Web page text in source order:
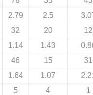
2.79 2.5
32 20
12
1.14 1.43
46 15
31
1.64 1.07
5 4 1